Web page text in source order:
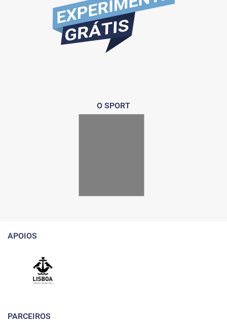
O SPORT
APOIOS
PARCEIROS